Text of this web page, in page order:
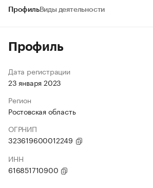
ПрофильВиды деятельности
Профиль
Дата регистрации
23 января 2023
Регион
Ростовская область
ОГРНИП
323619600012249
ИНН
616851710900